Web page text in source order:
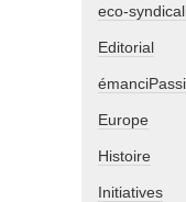
eco-
Editorial
Europe
Histoire
Initiatives